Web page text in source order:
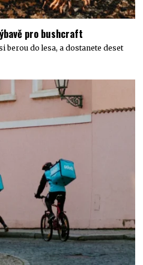
pro bushcraft
berou do lesa, a dostanete deset